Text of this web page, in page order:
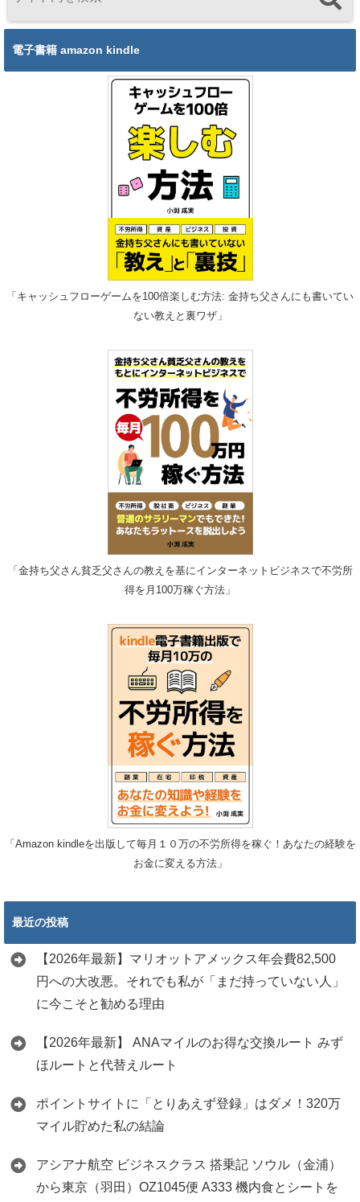
電子書籍 amazon kindle
「キャッシュフローゲームを100倍楽しむ方法: 金持ち父さんにも書いてい
ない教えと裏ワザ」
「金持ち父さん貧乏父さんの教えを基にインターネットビジネスで不労所
得を月100万稼ぐ方法」
「Amazon kindleを出版して毎月１０万の不労所得を稼ぐ！あなたの経験を
お金に変える方法」
最近の投稿
【2026年最新】マリオットアメックス年会費82,500
円への大改悪。それでも私が「まだ持っていない人」
に今こそと勧める理由
【2026年最新】 ANAマイルのお得な交換ルート みず
ほルートと代替えルート
ポイントサイトに「とりあえず登録」はダメ！320万
マイル貯めた私の結論
アシアナ航空 ビジネスクラス 搭乗記 ソウル（金浦）
から東京（羽田）OZ1045便 A333 機内食とシートを